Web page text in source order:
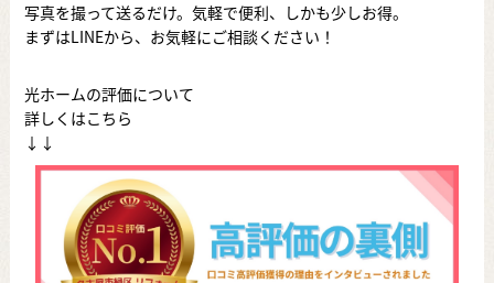
写真を撮って送るだけ。気軽で便利、しかも少しお得。
まずはLINEから、お気軽にご相談ください！
光ホームの評価について
詳しくはこちら
↓↓